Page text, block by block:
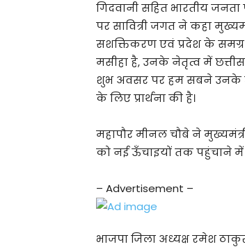
गिदवानी सहित भारतीय
पर सावित्री जगत ने कहा
सशक्तिकरण एवं प्रदेश के समग्र
मसीहा है, उनके नेतृत्व में
शुभ अवसर पर हम सबने उनके
के लिए प्रार्थना की है।
महापौर मीनल चौबे ने
को नई ऊँचाइयों तक पहुंचाने में
– Advertisement –
भाजपा जिला अध्यक्ष रमेश